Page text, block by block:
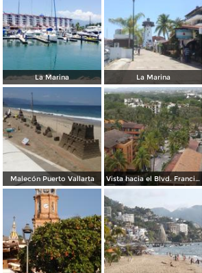
La Marina La Marina
Malecón Puerto Vallarta Vista hacia el Blvd. Francisco Medina. Abril/2015